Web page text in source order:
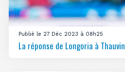
Publié le 27 Déc 2023 à 08h25
La réponse de Longoria à Thauvin